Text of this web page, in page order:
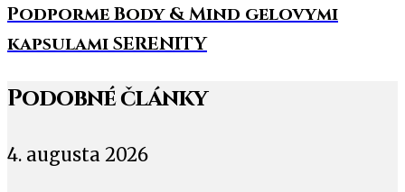
Podporme Body & Mind gelovymi
kapsulami SERENITY
Podobné články
4. augusta 2026